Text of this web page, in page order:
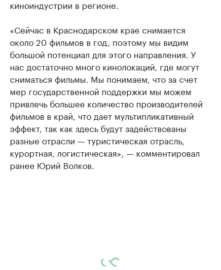
киноиндустрии в регионе.
«Сейчас в Краснодарском крае снимается
около 20 фильмов в год, поэтому мы видим
большой потенциал для этого направления. У
нас достаточно много кинолокаций, где могут
сниматься фильмы. Мы понимаем, что за счет
мер государственной поддержки мы можем
привлечь большее количество производителей
фильмов в край, что дает мультипликативный
эффект, так как здесь будут задействованы
разные отрасли — туристическая отрасль,
курортная, логистическая», — комментировал
ранее Юрий Волков.